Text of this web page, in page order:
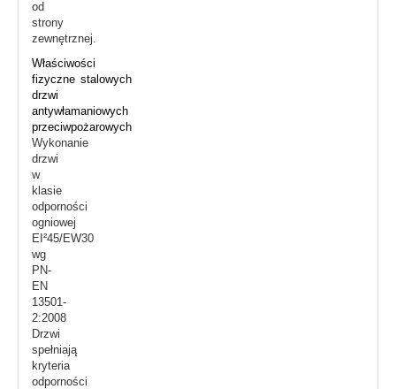
od
strony
zewnętrznej.
Właściwości
fizyczne stalowych
drzwi
antywłamaniowych
przeciwpożarowych
Wykonanie
drzwi
w
klasie
odporności
ogniowej
EI²45/EW30
wg
PN-
EN
13501-
2:2008
Drzwi
spełniają
kryteria
odporności